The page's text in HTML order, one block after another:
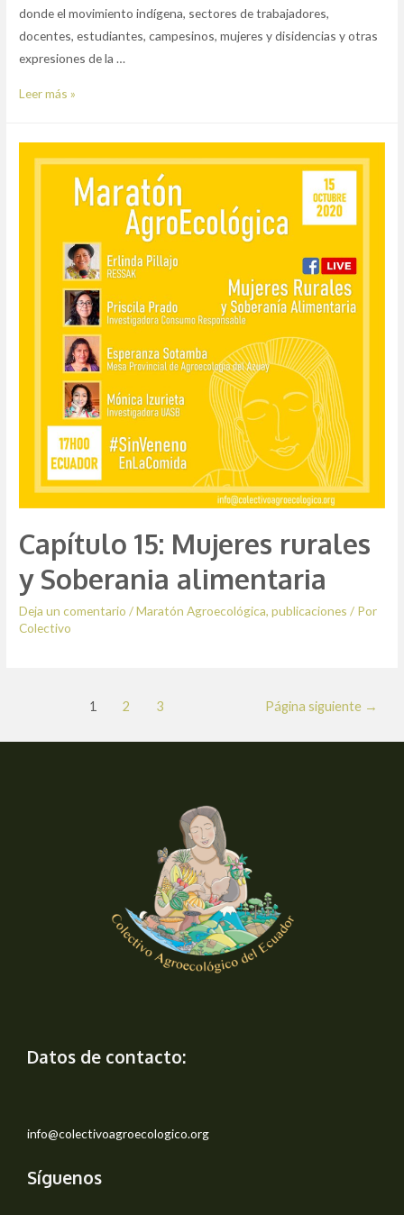
donde el movimiento indígena, sectores de trabajadores,
docentes, estudiantes, campesinos, mujeres y disidencias y otras
expresiones de la …
Episodio
comunitarias,
resistencia
Leer más »
Capítulo 15: Mujeres rurales
y Soberania alimentaria
Deja un comentario /Maratón Agroecológica,publicaciones / Por
Colectivo
1 2 3 Página siguiente →
Datos de contacto:
info@colectivoagroecologico.org
Síguenos